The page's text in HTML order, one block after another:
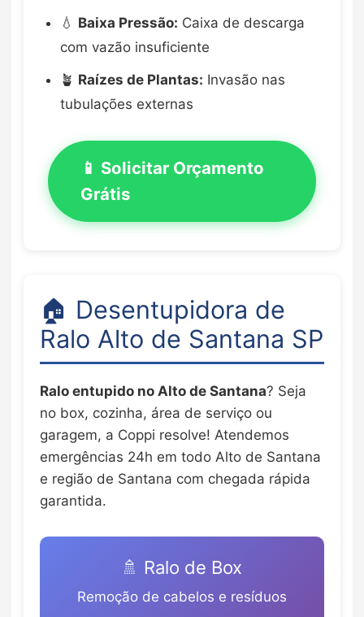
💧 Baixa Pressão: Caixa de descarga
com vazão insuficiente
🪴 Raízes de Plantas: Invasão nas
tubulações externas
📱 Solicitar Orçamento
Grátis
🏠 Desentupidora de
Ralo Alto de Santana SP
Ralo entupido no Alto de Santana? Seja
no box, cozinha, área de serviço ou
garagem, a Coppi resolve! Atendemos
emergências 24h em todo Alto de Santana
e região de Santana com chegada rápida
garantida.
🚿 Ralo de Box
Remoção de cabelos e resíduos